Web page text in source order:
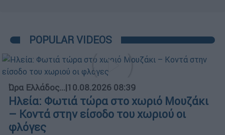
POPULAR VIDEOS
Ώρα Ελλάδος...|10.08.2026 08:39
Ηλεία: Φωτιά τώρα στο χωριό Μουζάκι
– Κοντά στην είσοδο του χωριού οι
φλόγες